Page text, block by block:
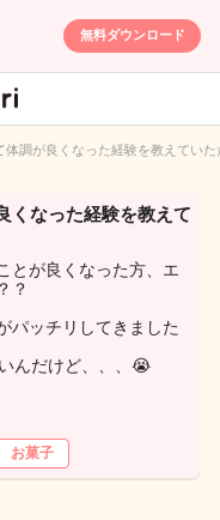
無料ダウンロード
体調が良くなった経験を教えてい
くなった経験を教えて
とが良くなった方、エ
？
パッチリしてきました
んだけど、、、😭
お菓子